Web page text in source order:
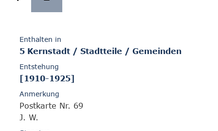
Enthalten in
5 Kernstadt / Stadtteile / Gemeinden
Entstehung
[1910-1925]
Anmerkung
Postkarte Nr. 69
J. W.